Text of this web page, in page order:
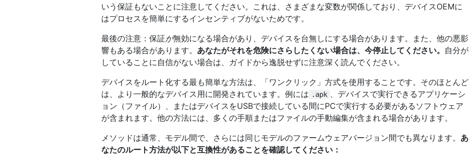
いう保証もないことに注意してください。これは、さまざまな変数が関係しており、デバイスOEMに
はプロセスを簡単にするインセンティブがないためです。
最後の注意：保証が無効になる場合があり、デバイスを台無しにする場合があります。また、他の悪影
響もある場合があります。 あなたがそれを危険にさらしたくない場合は、今停止してください。 自分が
していることに自信がない場合は、ガイドから逸脱せずに注意深く読んでください。
デバイスをルート化する最も簡単な方法は、「ワンクリック」方式を使用することです。そのほとんど
は、より一般的なデバイス用に開発されています。例には .apk
、デバイスで実行できるアプリケーシ
ョン（ファイル）、またはデバイスをUSBで接続している間にPCで実行する必要があるソフトウェア
が含まれます。他の方法には、多くの手順またはファイルの手動編集が含まれる場合があります。
メソッドは通常、モデル間で、さらには同じモデルのファームウェアバージョン間でも異なります。 あ
なたのルート方法が以下と互換性があることを確認してください：